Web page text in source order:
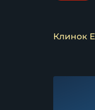
Клинок